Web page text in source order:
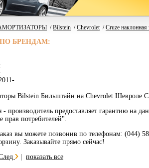
/Bilstein /Chevrolet/Cruze наклонная
БРЕНДАМ:
Bilstein Бильштайн на Chevrolet Шевроле
производитель предоставляет гарантию на
прав потребителей".
вы можете позвонив по телефонам: (044)
Заказывайте прямо сейчас!
показать все